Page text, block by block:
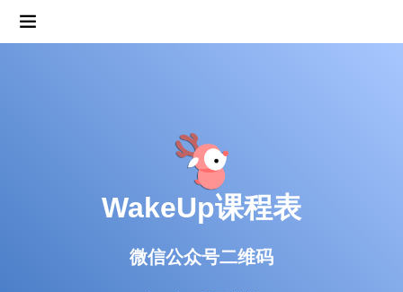
WakeUp课程表
微信公众号二维码